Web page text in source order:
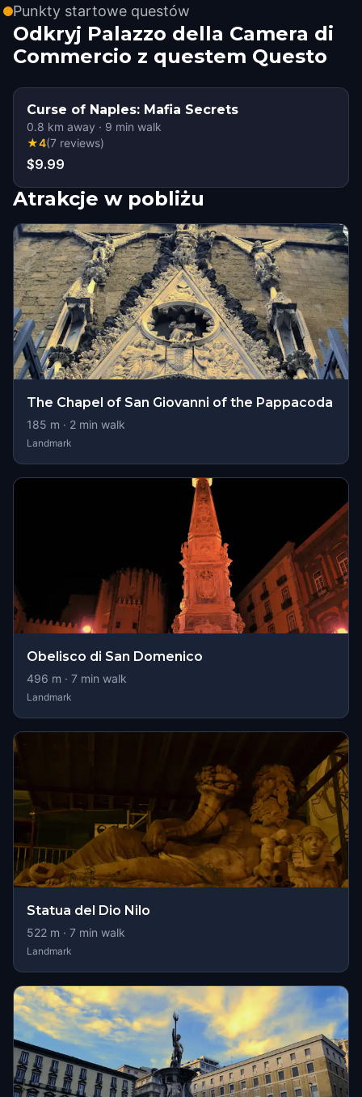
Punkty startowe questów
Odkryj Palazzo della Camera di
Commercio z questem Questo
Curse of Naples: Mafia Secrets
0.8 km away · 9 min walk
★4(7 reviews)
$9.99
Atrakcje w pobliżu
The Chapel of San Giovanni of the Pappacoda
185 m · 2 min walk
Landmark
Obelisco di San Domenico
496 m · 7 min walk
Landmark
Statua del Dio Nilo
522 m · 7 min walk
Landmark